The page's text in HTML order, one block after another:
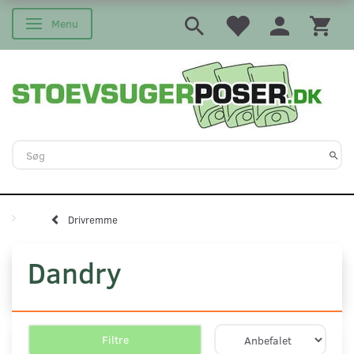
Skifte navigation
Menu
Drivremme
Dandry
Filtre